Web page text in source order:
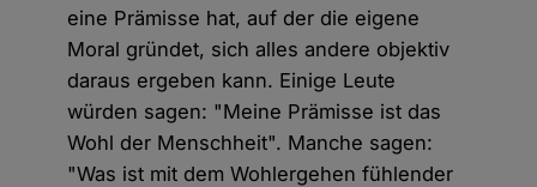
eine Prämisse hat, auf der die eigene
Moral gründet, sich alles andere objektiv
daraus ergeben kann. Einige Leute
würden sagen: "Meine Prämisse ist das
Wohl der Menschheit". Manche sagen:
"Was ist mit dem Wohlergehen fühlender